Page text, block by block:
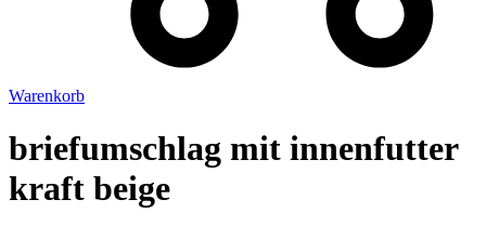
Warenkorb
briefumschlag mit innenfutter
kraft beige